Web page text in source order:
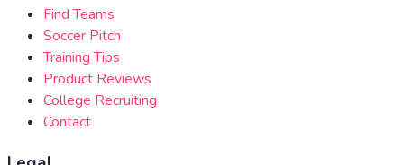
Find Teams
Soccer Pitch
Training Tips
Product Reviews
College Recruiting
Contact